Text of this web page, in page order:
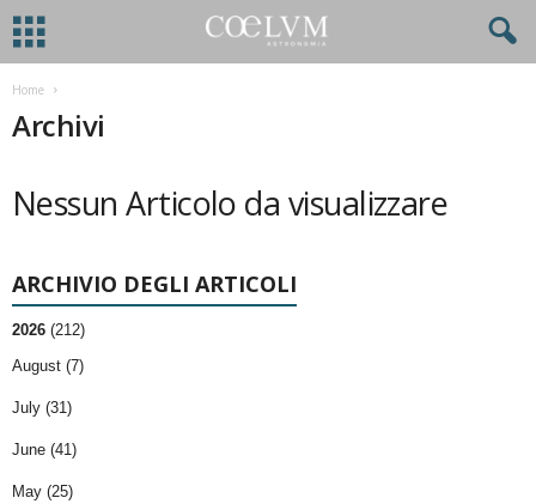
Home
Archivi
Nessun Articolo da visualizzare
ARCHIVIO DEGLI ARTICOLI
2026 (212)
August (7)
July (31)
June (41)
May (25)